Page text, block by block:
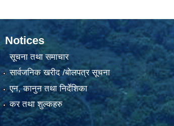
Notices
सूचना तथा समाचार
सार्वजनिक खरीद /बोलपत्र सूचना
एन, कानुन तथा निर्देशिका
कर तथा शुल्कहरु